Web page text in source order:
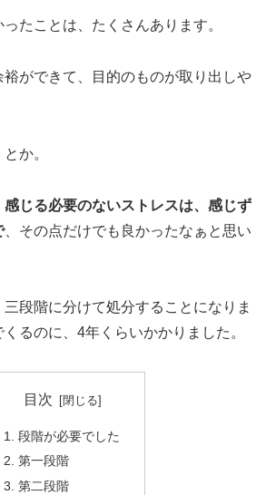
たことは、たくさんあります。
ができて、目的のものが取り出しや
か。
感じる必要のないストレスは、感じず
、その点だけでも良かったなぁと思い
段階に分けて処分することになりま
るのに、4年くらいかかりました。
目次
段階が必要でした
第一段階
第二段階